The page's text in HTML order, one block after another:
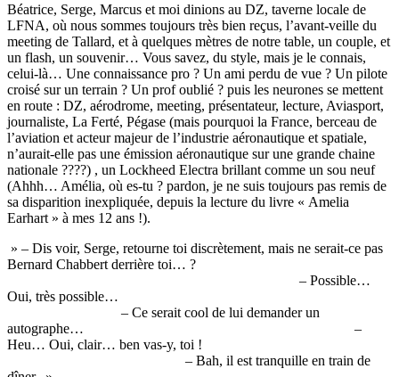
Béatrice, Serge, Marcus et moi dinions au DZ, taverne locale de
LFNA, où nous sommes toujours très bien reçus, l’avant-veille du
meeting de Tallard, et à quelques mètres de notre table, un couple, et
un flash, un souvenir… Vous savez, du style, mais je le connais,
celui-là… Une connaissance pro ? Un ami perdu de vue ? Un pilote
croisé sur un terrain ? Un prof oublié ? puis les neurones se mettent
en route : DZ, aérodrome, meeting, présentateur, lecture, Aviasport,
journaliste, La Ferté, Pégase (mais pourquoi la France, berceau de
l’aviation et acteur majeur de l’industrie aéronautique et spatiale,
n’aurait-elle pas une émission aéronautique sur une grande chaine
nationale ????) , un Lockheed Electra brillant comme un sou neuf
(Ahhh… Amélia, où es-tu ? pardon, je ne suis toujours pas remis de
sa disparition inexpliquée, depuis la lecture du livre « Amelia
Earhart » à mes 12 ans !).
» – Dis voir, Serge, retourne toi discrètement, mais ne serait-ce pas
Bernard Chabbert derrière toi… ?
– Possible…
Oui, très possible…
– Ce serait cool de lui demander un
autographe… –
Heu… Oui, clair… ben vas-y, toi !
– Bah, il est tranquille en train de